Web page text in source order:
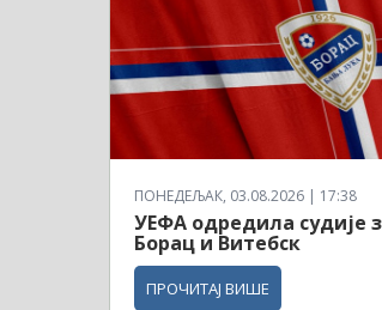
ПОНЕДЕЉАК, 03.08.2026 | 17:38
УЕФА одредила судије
Борац и Витебск
ПРОЧИТАЈ ВИШЕ